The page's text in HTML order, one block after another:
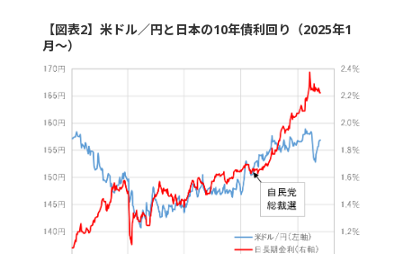
【図表2】米ドル／円と日本の10年債利回り（2025年1
月～）